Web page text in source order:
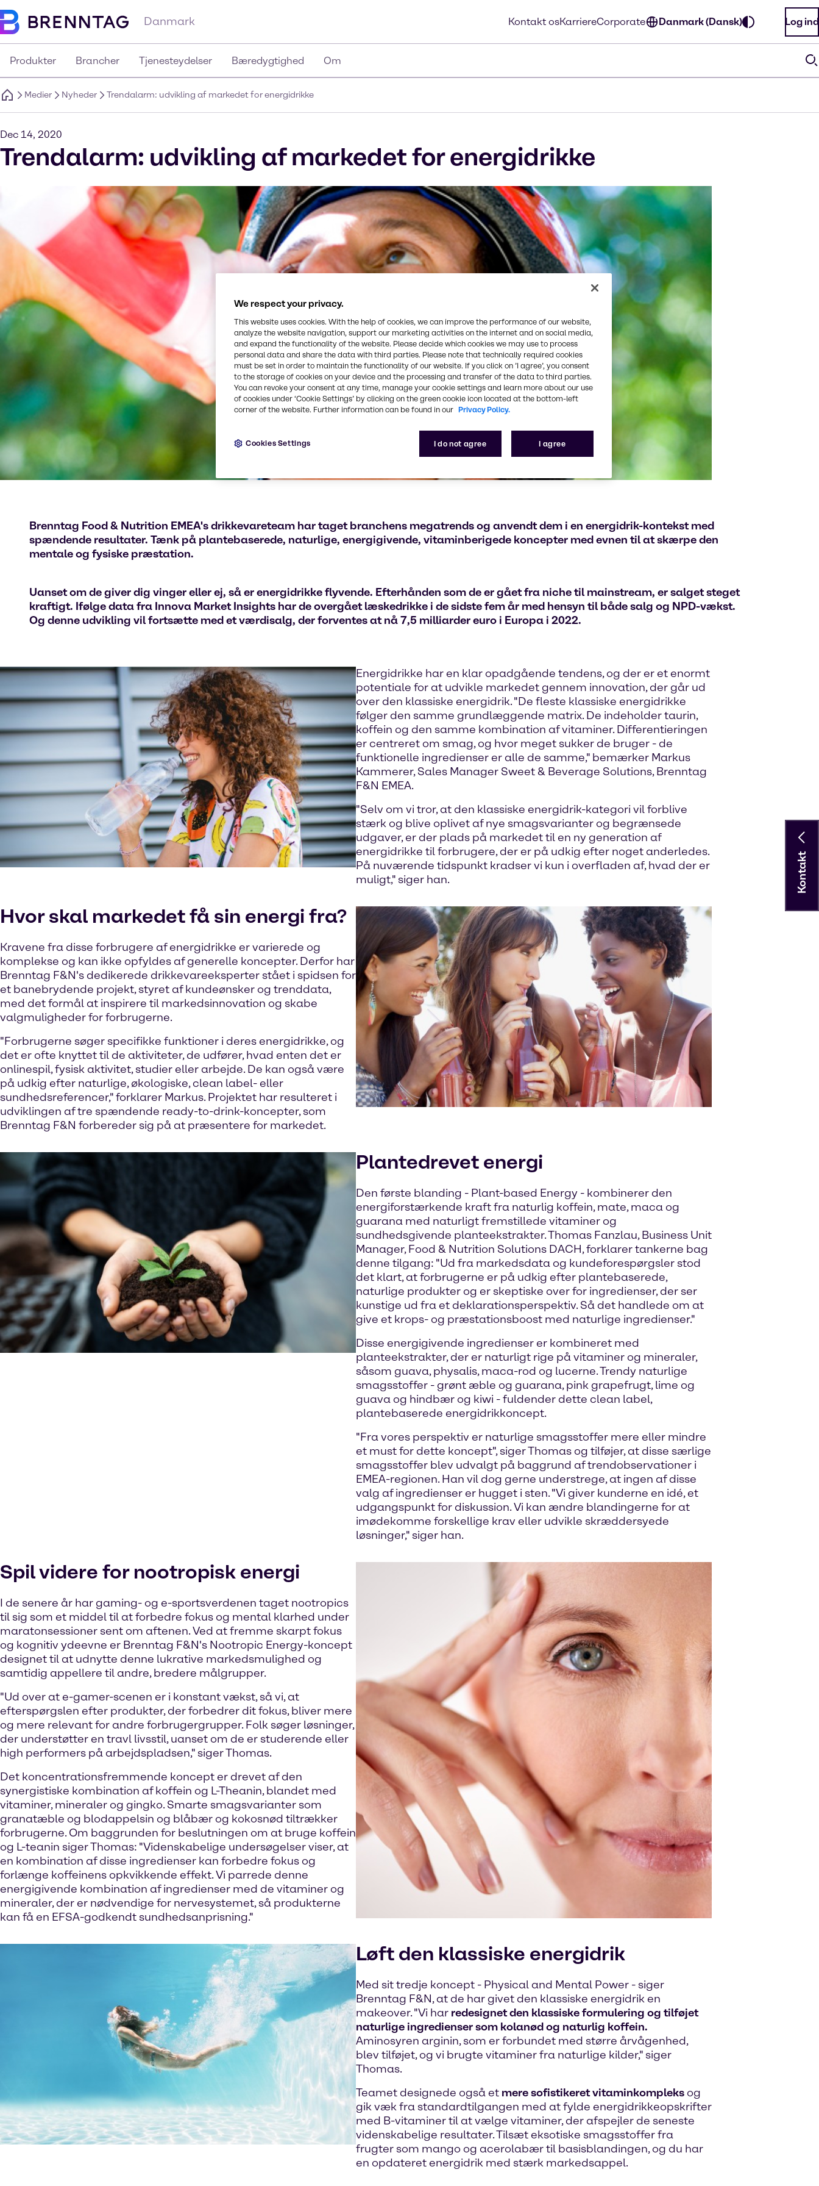
Danmark Kontakt osKarriereCorporate Danmark (Dansk) Log ind
Produkter Brancher Tjenesteydelser Bæredygtighed Om
Medier Nyheder Trendalarm: udvikling af markedet for energidrikke
Dec 14, 2020
Trendalarm: udvikling af markedet for energidrikke
Brenntag Food & Nutrition EMEA's drikkevareteam har taget branchens megatrends og anvendt dem i en energidrik-kontekst med
spændende resultater. Tænk på plantebaserede, naturlige, energigivende, vitaminberigede koncepter med evnen til at skærpe den
mentale og fysiske præstation.
Uanset om de giver dig vinger eller ej, så er energidrikke flyvende. Efterhånden som de er gået fra niche til mainstream, er salget steget
kraftigt. Ifølge data fra Innova Market Insights har de overgået læskedrikke i de sidste fem år med hensyn til både salg og NPD-vækst.
Og denne udvikling vil fortsætte med et værdisalg, der forventes at nå 7,5 milliarder euro i Europa i 2022.
Energidrikke har en klar opadgående tendens, og der er et enormt
potentiale for at udvikle markedet gennem innovation, der går ud
over den klassiske energidrik. "De fleste klassiske energidrikke
følger den samme grundlæggende matrix. De indeholder taurin,
koffein og den samme kombination af vitaminer. Differentieringen
er centreret om smag, og hvor meget sukker de bruger - de
funktionelle ingredienser er alle de samme," bemærker Markus
Kammerer, Sales Manager Sweet & Beverage Solutions, Brenntag
F&N EMEA.
"Selv om vi tror, at den klassiske energidrik-kategori vil forblive
stærk og blive oplivet af nye smagsvarianter og begrænsede
udgaver, er der plads på markedet til en ny generation af
energidrikke til forbrugere, der er på udkig efter noget anderledes.
På nuværende tidspunkt kradser vi kun i overfladen af, hvad der er
muligt," siger han.
Hvor skal markedet få sin energi fra?
Kravene fra disse forbrugere af energidrikke er varierede og
komplekse og kan ikke opfyldes af generelle koncepter. Derfor har
Brenntag F&N's dedikerede drikkevareeksperter stået i spidsen for
et banebrydende projekt, styret af kundeønsker og trenddata,
med det formål at inspirere til markedsinnovation og skabe
valgmuligheder for forbrugerne.
"Forbrugerne søger specifikke funktioner i deres energidrikke, og
det er ofte knyttet til de aktiviteter, de udfører, hvad enten det er
onlinespil, fysisk aktivitet, studier eller arbejde. De kan også være
på udkig efter naturlige, økologiske, clean label- eller
sundhedsreferencer," forklarer Markus. Projektet har resulteret i
udviklingen af tre spændende ready-to-drink-koncepter, som
Brenntag F&N forbereder sig på at præsentere for markedet.
Plantedrevet energi
Den første blanding - Plant-based Energy - kombinerer den
energiforstærkende kraft fra naturlig koffein, mate, maca og
guarana med naturligt fremstillede vitaminer og
sundhedsgivende planteekstrakter. Thomas Fanzlau, Business Unit
Manager, Food & Nutrition Solutions DACH, forklarer tankerne bag
denne tilgang: "Ud fra markedsdata og kundeforespørgsler stod
det klart, at forbrugerne er på udkig efter plantebaserede,
naturlige produkter og er skeptiske over for ingredienser, der ser
kunstige ud fra et deklarationsperspektiv. Så det handlede om at
give et krops- og præstationsboost med naturlige ingredienser."
Disse energigivende ingredienser er kombineret med
planteekstrakter, der er naturligt rige på vitaminer og mineraler,
såsom guava, physalis, maca-rod og lucerne. Trendy naturlige
smagsstoffer - grønt æble og guarana, pink grapefrugt, lime og
guava og hindbær og kiwi - fuldender dette clean label,
plantebaserede energidrikkoncept.
"Fra vores perspektiv er naturlige smagsstoffer mere eller mindre
et must for dette koncept", siger Thomas og tilføjer, at disse særlige
smagsstoffer blev udvalgt på baggrund af trendobservationer i
EMEA-regionen. Han vil dog gerne understrege, at ingen af disse
valg af ingredienser er hugget i sten. "Vi giver kunderne en idé, et
udgangspunkt for diskussion. Vi kan ændre blandingerne for at
imødekomme forskellige krav eller udvikle skræddersyede
løsninger," siger han.
Spil videre for nootropisk energi
I de senere år har gaming- og e-sportsverdenen taget nootropics
til sig som et middel til at forbedre fokus og mental klarhed under
maratonsessioner sent om aftenen. Ved at fremme skarpt fokus
og kognitiv ydeevne er Brenntag F&N's Nootropic Energy-koncept
designet til at udnytte denne lukrative markedsmulighed og
samtidig appellere til andre, bredere målgrupper.
"Ud over at e-gamer-scenen er i konstant vækst, så vi, at
efterspørgslen efter produkter, der forbedrer dit fokus, bliver mere
og mere relevant for andre forbrugergrupper. Folk søger løsninger,
der understøtter en travl livsstil, uanset om de er studerende eller
high performers på arbejdspladsen," siger Thomas.
Det koncentrationsfremmende koncept er drevet af den
synergistiske kombination af koffein og L-Theanin, blandet med
vitaminer, mineraler og gingko. Smarte smagsvarianter som
granatæble og blodappelsin og blåbær og kokosnød tiltrækker
forbrugerne. Om baggrunden for beslutningen om at bruge koffein
og L-teanin siger Thomas: "Videnskabelige undersøgelser viser, at
en kombination af disse ingredienser kan forbedre fokus og
forlænge koffeinens opkvikkende effekt. Vi parrede denne
energigivende kombination af ingredienser med de vitaminer og
mineraler, der er nødvendige for nervesystemet, så produkterne
kan få en EFSA-godkendt sundhedsanprisning."
Løft den klassiske energidrik
Med sit tredje koncept - Physical and Mental Power - siger
Brenntag F&N, at de har givet den klassiske energidrik en
makeover. "Vi har redesignet den klassiske formulering og tilføjet
naturlige ingredienser som kolanød og naturlig koffein.
Aminosyren arginin, som er forbundet med større årvågenhed,
blev tilføjet, og vi brugte vitaminer fra naturlige kilder," siger
Thomas.
Teamet designede også et mere sofistikeret vitaminkompleksog
gik væk fra standardtilgangen med at fylde energidrikkeopskrifter
med B-vitaminer til at vælge vitaminer, der afspejler de seneste
videnskabelige resultater. Tilsæt eksotiske smagsstoffer fra
frugter som mango og acerolabær til basisblandingen, og du har
en opdateret energidrik med stærk markedsappel.
Kontakt
We respect your privacy.
This website uses cookies. With the help of cookies, we can improve the performance of our website,
analyze the website navigation, support our marketing activities on the internet and on social media,
and expand the functionality of the website. Please decide which cookies we may use to process
personal data and share the data with third parties. Please note that technically required cookies
must be set in order to maintain the functionality of our website. If you click on ’I agree’, you consent
to the storage of cookies on your device and the processing and transfer of the data to third parties.
You can revoke your consent at any time, manage your cookie settings and learn more about our use
of cookies under ‘Cookie Settings’ by clicking on the green cookie icon located at the bottom-left
corner of the website. Further information can be found in our Privacy Policy.
I do not agree I agree
Cookies Settings